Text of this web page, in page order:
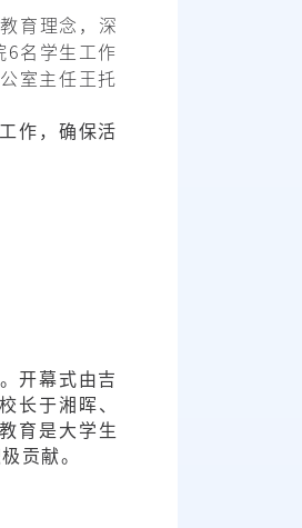
育理念，深
6名学生工作
室主任王托
作，确保活
开幕式由吉
长于湘晖、
育是大学生
贡献。